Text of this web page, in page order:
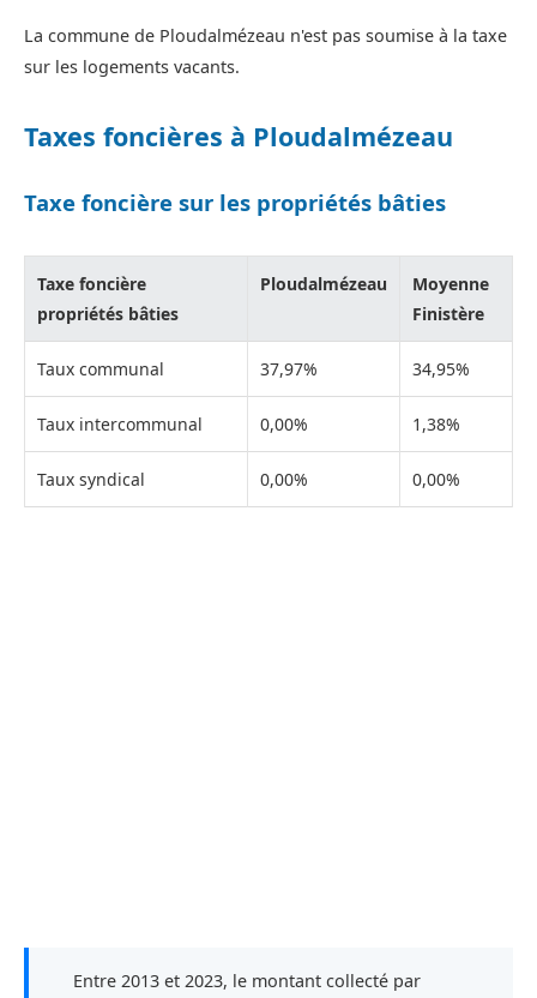
La commune de Ploudalmézeau n'est pas soumise à la taxe
sur les logements vacants.
Taxes foncières à Ploudalmézeau
Taxe foncière sur les propriétés bâties
Taxe foncière
propriétés bâties
Ploudalmézeau
Moyenne
Finistère
Taux communal 37,97% 34,95%
Taux intercommunal 0,00% 1,38%
Taux syndical 0,00% 0,00%
Entre 2013 et 2023, le montant collecté par